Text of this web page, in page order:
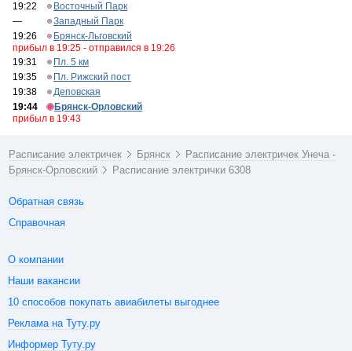
19:22
Восточный Парк
—
Западный Парк
19:26
Брянск-Льговский
прибыл в 19:25 - отправился в 19:26
19:31
Пл. 5 км
19:35
Пл. Рижский пост
19:38
Деповская
19:44
Брянск-Орловский
прибыл в 19:43
Расписание электричек Брянск
Расписание электричек Унеча -
Брянск-Орловский
Расписание электрички 6308
Обратная связь
Справочная
О компании
Наши вакансии
10 способов покупать авиабилеты выгоднее
Реклама на Туту.ру
Информер Туту.ру